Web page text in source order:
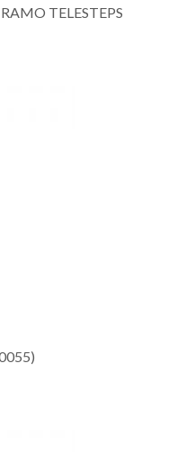
TELESTEPS